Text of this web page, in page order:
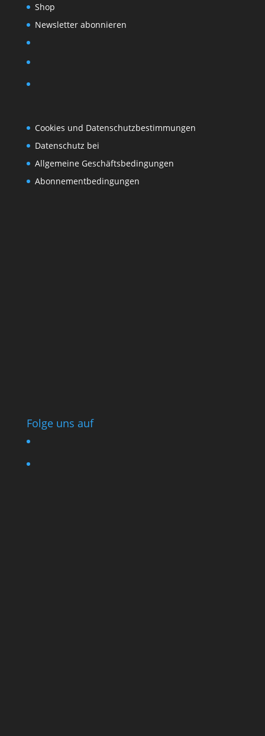
Shop
Newsletter abonnieren
Cookies und Datenschutzbestimmungen
Datenschutz bei
Allgemeine Geschäftsbedingungen
Abonnementbedingungen
Folge uns auf